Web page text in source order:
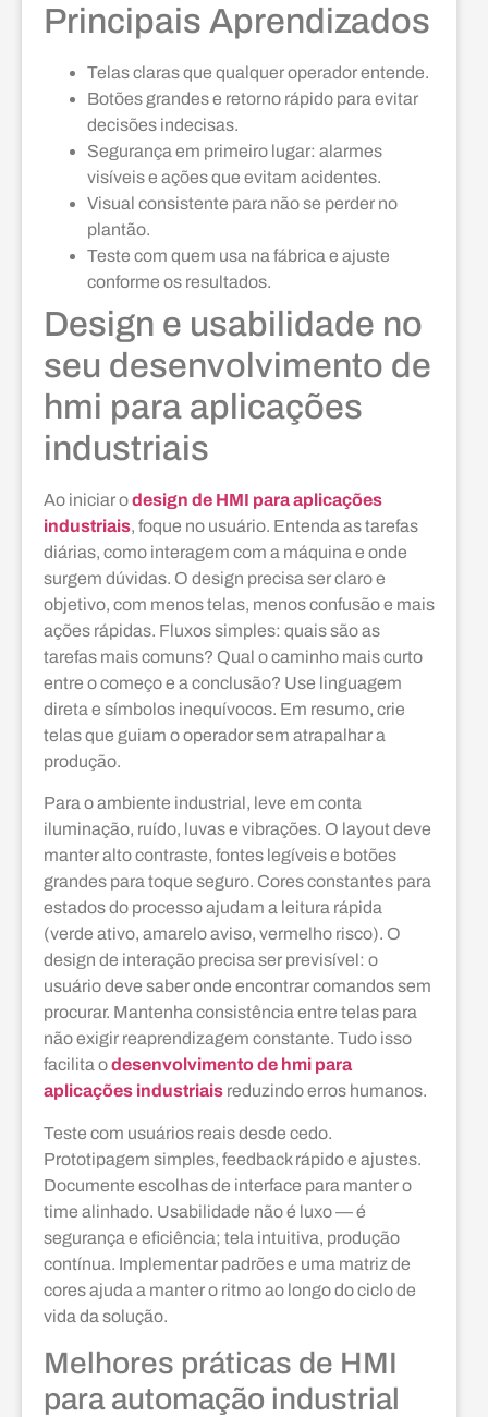
Principais Aprendizados
Telas claras que qualquer operador entende.
Botões grandes e retorno rápido para evitar
decisões indecisas.
Segurança em primeiro lugar: alarmes
visíveis e ações que evitam acidentes.
Visual consistente para não se perder no
plantão.
Teste com quem usa na fábrica e ajuste
conforme os resultados.
Design e usabilidade no
seu desenvolvimento de
hmi para aplicações
industriais
Ao iniciar odesign de HMI para aplicações
industriais, foque no usuário. Entenda as tarefas
diárias, como interagem com a máquina e onde
surgem dúvidas. O design precisa ser claro e
objetivo, com menos telas, menos confusão e mais
ações rápidas. Fluxos simples: quais são as
tarefas mais comuns? Qual o caminho mais curto
entre o começo e a conclusão? Use linguagem
direta e símbolos inequívocos. Em resumo, crie
telas que guiam o operador sem atrapalhar a
produção.
Para o ambiente industrial, leve em conta
iluminação, ruído, luvas e vibrações. O layout deve
manter alto contraste, fontes legíveis e botões
grandes para toque seguro. Cores constantes para
estados do processo ajudam a leitura rápida
(verde ativo, amarelo aviso, vermelho risco). O
design de interação precisa ser previsível: o
usuário deve saber onde encontrar comandos sem
procurar. Mantenha consistência entre telas para
não exigir reaprendizagem constante. Tudo isso
facilita odesenvolvimento de hmi para
aplicações industriais reduzindo erros humanos.
Teste com usuários reais desde cedo.
Prototipagem simples, feedback rápido e ajustes.
Documente escolhas de interface para manter o
time alinhado. Usabilidade não é luxo — é
segurança e eficiência; tela intuitiva, produção
contínua. Implementar padrões e uma matriz de
cores ajuda a manter o ritmo ao longo do ciclo de
vida da solução.
Melhores práticas de HMI
para automação industrial